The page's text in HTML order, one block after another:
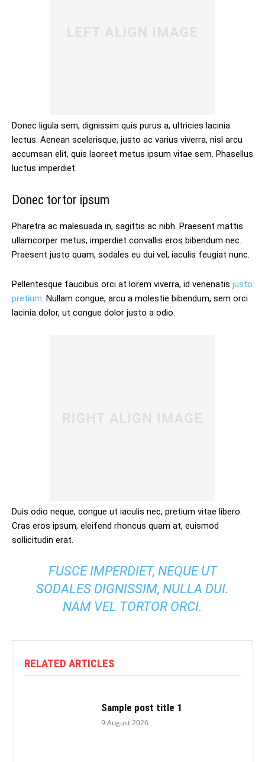
Donec ligula sem, dignissim quis purus a, ultricies lacinia
lectus. Aenean scelerisque, justo ac varius viverra, nisl arcu
accumsan elit, quis laoreet metus ipsum vitae sem. Phasellus
luctus imperdiet.
Donec tortor ipsum
Pharetra ac malesuada in, sagittis ac nibh. Praesent mattis
ullamcorper metus, imperdiet convallis eros bibendum nec.
Praesent justo quam, sodales eu dui vel, iaculis feugiat nunc.
Pellentesque faucibus orci at lorem viverra, id venenatis justo
pretium. Nullam congue, arcu a molestie bibendum, sem orci
lacinia dolor, ut congue dolor justo a odio.
Duis odio neque, congue ut iaculis nec, pretium vitae libero.
Cras eros ipsum, eleifend rhoncus quam at, euismod
sollicitudin erat.
FUSCE IMPERDIET, NEQUE UT
SODALES DIGNISSIM, NULLA DUI.
NAM VEL TORTOR ORCI.
RELATED ARTICLES
Sample post title 1
9 August 2026